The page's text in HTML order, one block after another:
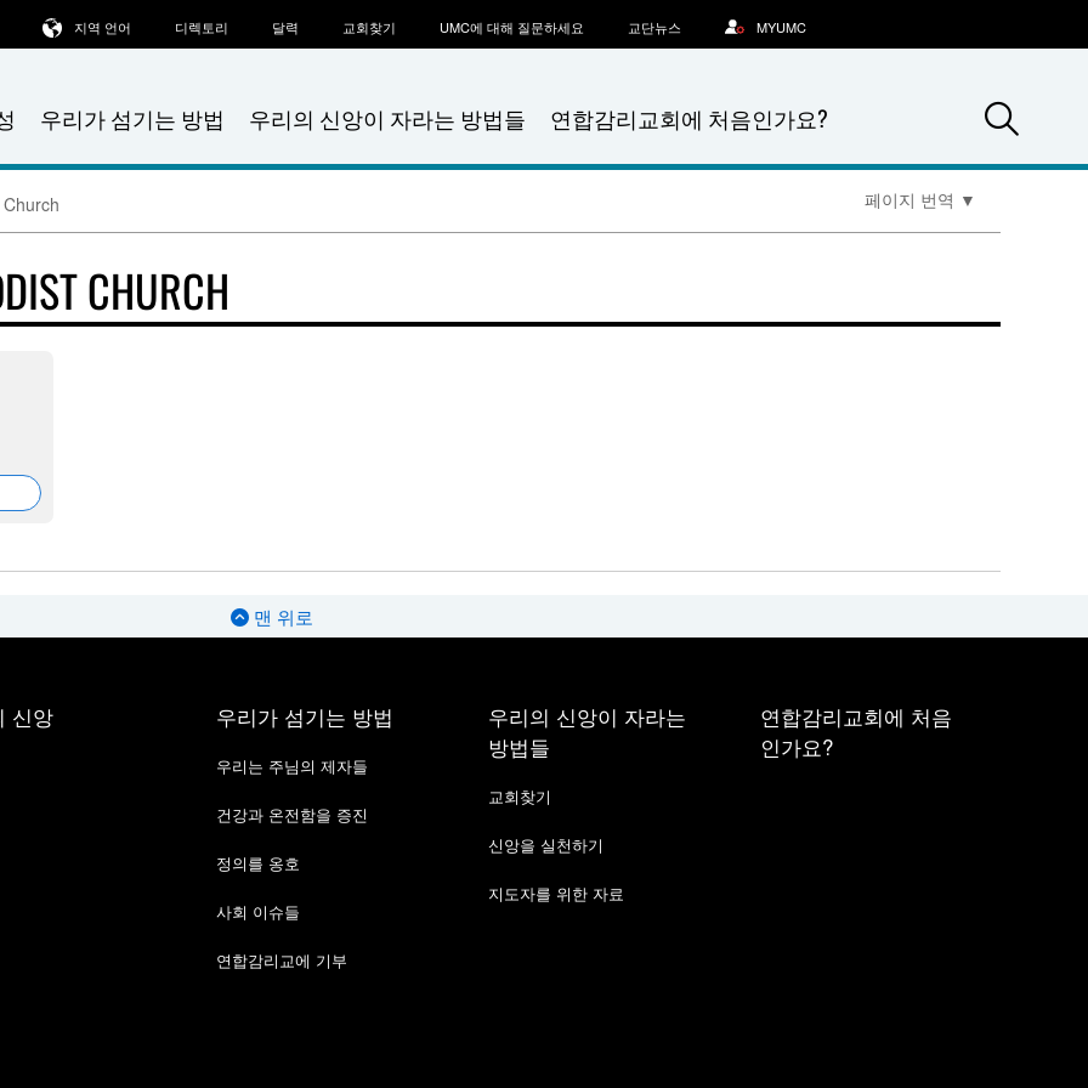
우리가 섬기는 방법 우리의 신앙이 자라는 방법들 연합감리교회에 처음인가요?
지역 언어 디렉토리 달력 교회찾기 UMC에 대해 질문하세요 교단뉴스 MYUMC
페이지 번역 ▼
CHURCH
맨 위로
신앙 우리가 섬기는 방법
우리는 주님의 제자들
건강과 온전함을 증진
정의를 옹호
사회 이슈들
연합감리교에 기부
우리의 신앙이 자라는
방법들
교회찾기
신앙을 실천하기
지도자를 위한 자료
연합감리교회에 처음
인가요?